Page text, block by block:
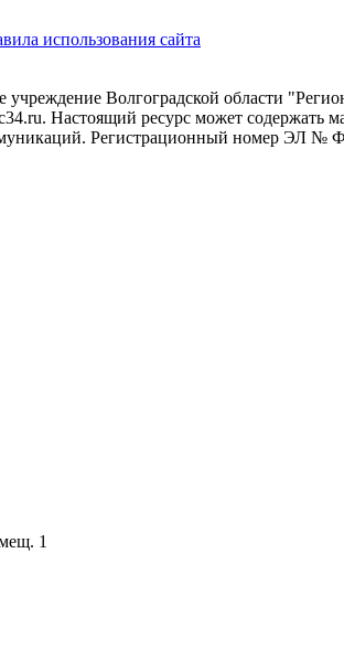
использования сайта
учреждение Волгоградской области
Настоящий ресурс может содержать
Регистрационный номер ЭЛ №
1